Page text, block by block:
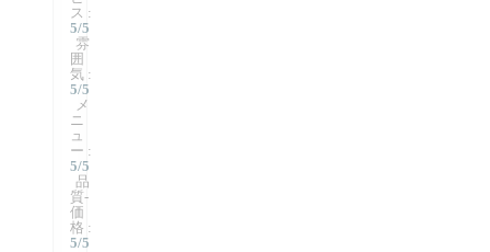
ス :
5/5
雰
囲
気 :
5/5
メ
ニ
ュ
ー :
5/5
品
質-
価
格 :
5/5